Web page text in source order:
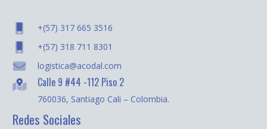
+(57) 317 665 3516
+(57) 318 711 8301
logistica@acodal.com
Calle 9 #44 -112 Piso 2
760036, Santiago Cali – Colombia.
Redes Sociales